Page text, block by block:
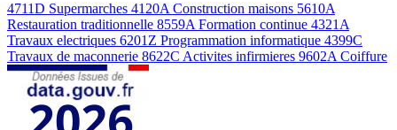
4711D Supermarches 4120A Construction maisons 5610A
Restauration traditionnelle 8559A Formation continue 4321A
Travaux electriques 6201Z Programmation informatique 4399C
Travaux de maconnerie 8622C Activites infirmieres 9602A Coiffure